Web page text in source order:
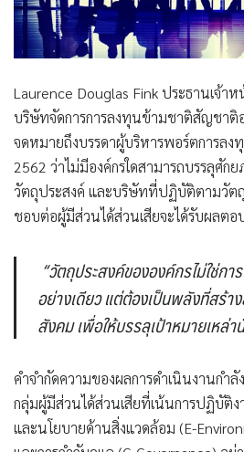
Laurence Douglas Fink ประธานเจ้า
บริษัทจัดการการลงทุนข้ามชาติสัญชาติอ
จดหมายถึงบรรดาผู้บริหารพอร์ตการล
2562 ว่าไม่มีองค์กรใดสามารถบรรลุศัก
วัตถุประสงค์ และบริษัทที่ปฏิบัติตามวัต
ชอบต่อผู้มีส่วนได้ส่วนเสียจะได้รับผลตอ
“วัตถุประสงค์ขององค์กรไม่ใช่ก
อย่างเดียว แต่ต้องเป็นพลังที่สร้
สังคม เพื่อให้บรรลุเป้าหมายเหล่า
คำจำกัดความของผลการดำเนินงานกำ
กลุ่มผู้มีส่วนได้ส่วนเสียที่เน้นการปฏิบัติง
และนโยบายด้านสิ่งแวดล้อม (E-